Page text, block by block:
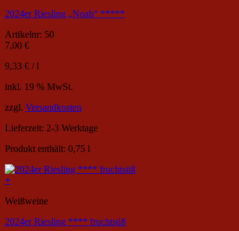
2024er Riesling „Noah“ *****
Artikelnr: 50
7,00 €
9,33 € /l
inkl. 19 % MwSt.
zzgl. Versandkosten
Lieferzeit: 2-3 Werktage
Produkt enthält: 0,75 l
+
Weißweine
2024er Riesling **** fruchtsüß